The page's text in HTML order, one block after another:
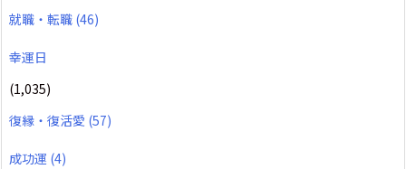
就職・転職 (46)
幸運日
(1,035)
復縁・復活愛 (57)
成功運 (4)